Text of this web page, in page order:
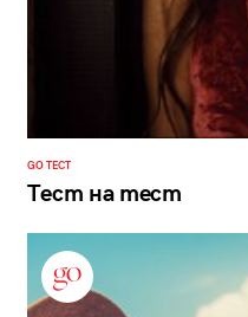
GO ТЕСТ
Тест на тест